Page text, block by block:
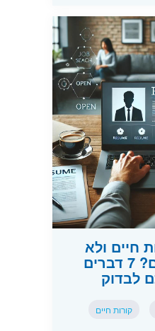
חיים ולא
חוזרים אליכם? 7 דברים
לבדוק
קורות חיים